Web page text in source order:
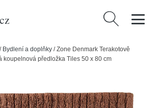
Vyhledávání
/ Bydlení a doplňky /Zone Denmark Terakotově
koupelnová předložka Tiles 50 x 80 cm